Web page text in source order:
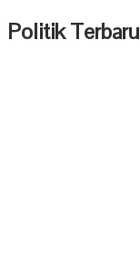
Politik Terbaru